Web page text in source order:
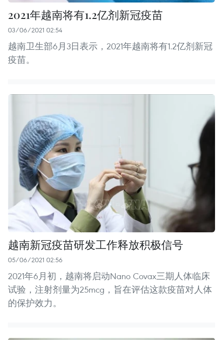
2021年越南将有1.2亿剂新冠疫苗
03/06/2021 02:54
越南卫生部6月3日表示，2021年越南将有1.2亿剂新冠
疫苗。
越南新冠疫苗研发工作释放积极信号
05/06/2021 02:56
2021年6月初，越南将启动Nano Covax三期人体临床
试验，注射剂量为25mcg，旨在评估这款疫苗对人体
的保护效力。